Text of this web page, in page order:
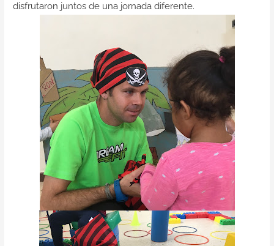
disfrutaron juntos de una jornada diferente.